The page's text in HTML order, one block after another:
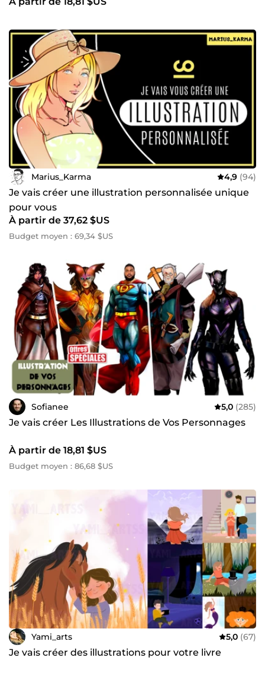
Marius_Karma 4,9 (94)
Je vais créer une illustration personnalisée unique
pour vous
À partir de 37,62 $US
Budget moyen : 69,34 $US
Sofianee 5,0 (285)
Je vais créer Les Illustrations de Vos Personnages
À partir de 18,81 $US
Budget moyen : 86,68 $US
Yami_arts 5,0 (67)
Je vais créer des illustrations pour votre livre